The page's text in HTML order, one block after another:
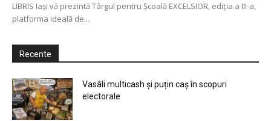
LIBRIS Iaşi vă prezintă Târgul pentru Școală EXCELSIOR, ediţia a III-a,
platforma ideală de...
Recente
Vasâli multicash și puțin caș în scopuri
electorale